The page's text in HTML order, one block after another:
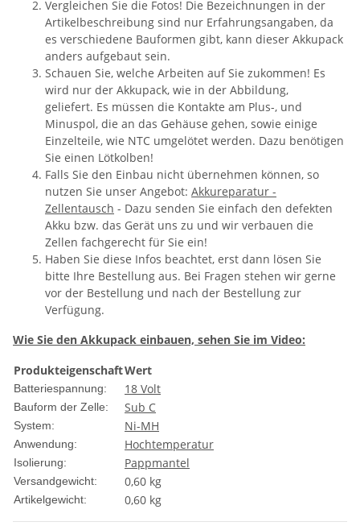
Vergleichen Sie die Fotos! Die Bezeichnungen in der
Artikelbeschreibung sind nur Erfahrungsangaben, da
es verschiedene Bauformen gibt, kann dieser Akkupack
anders aufgebaut sein.
Schauen Sie, welche Arbeiten auf Sie zukommen! Es
wird nur der Akkupack, wie in der Abbildung,
geliefert. Es müssen die Kontakte am Plus-, und
Minuspol, die an das Gehäuse gehen, sowie einige
Einzelteile, wie NTC umgelötet werden. Dazu benötigen
Sie einen Lötkolben!
Falls Sie den Einbau nicht übernehmen können, so
nutzen Sie unser Angebot: Akkureparatur -
Zellentausch - Dazu senden Sie einfach den defekten
Akku bzw. das Gerät uns zu und wir verbauen die
Zellen fachgerecht für Sie ein!
Haben Sie diese Infos beachtet, erst dann lösen Sie
bitte Ihre Bestellung aus. Bei Fragen stehen wir gerne
vor der Bestellung und nach der Bestellung zur
Verfügung.
Wie Sie den Akkupack einbauen, sehen Sie im Video:
ProdukteigenschaftWert
Batteriespannung: 18 Volt
Bauform der Zelle: Sub C
System: Ni-MH
Anwendung: Hochtemperatur
Isolierung: Pappmantel
Versandgewicht: 0,60 kg
Artikelgewicht: 0,60 kg